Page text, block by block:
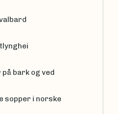
bark og ved
sopper i norske